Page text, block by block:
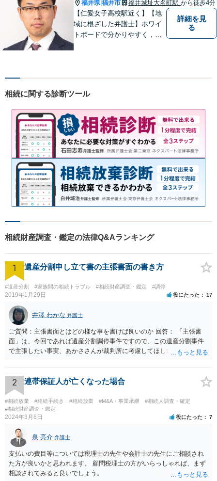
福井県|福井市 福井城址大名町駅 から徒歩4分
【仁愛女子高校駅近く】【地
域に根ざした弁護士】ホワイ
トボードで分かりやすく，納
幅広く対応可能。【明確な料
むの方は、お気軽にご相談く
ださい。
詳細を見
る
相続に関する診断ツール
相続財産調査・鑑定の法律Q&Aランキング
1 遺産分割申し立て書の主張書面の書き方
#遺産分割 #家族間の相続トラブル #相続財産調査・鑑定 #調停
2019年1月29日 役にたった 17
井澤 わかな 弁護士
ご質問：主張書面とはどの様な事を書けば良いのか 回答： 「主張書
面」は、今回であれば遺産分割調停事件ですので、この遺産分割事件
で主張したい事実、あかささんが裁判所に考慮してほしいと思う、亡
ります。 もし、主張したい事実や考慮してほしい事情に関連して
資料を持っているようであれば、主張書面とは別で提出できます。も
し、お姉さんに見られたくないような資料がある場合、「非開示の希
望に関する申出書」と共に提出することも考えられます。 ご質問：書
いた方が良い事と書かない方が良い事 回答： お姉さんが申立書の「申
立ての趣旨」のところに書いている遺産の分け方に対して意見があれ
ば、まずそれを書くとよいです。 次に「申立ての理由」のところに、
なぜ調停を申し立てたのか(例えば、あかささんと話合いが出来ない／
決裂した、など)や亡くなった方・あかささん・お姉さん間の事情やい
きさつなどが書かれていると思うので、あかささんから見てそれは違
うと感じるところは、どのように違うのか、など書くとよいです。 そ
の他、お姉さんの申立書には書かれていないけど、どのように遺産を
2 連帯保証人が亡くなった場合
#相続放棄 #相続手続き #相続放棄 #M&A・事業承継
#相続人調査・確定
#相続財産調査・鑑定
2024年3月6日 役にたった 7
泉 亮介 弁護士
支払いの費目等については税理士の先生や会計士の先生にご相談され
た方が良いかと思われます。 顧問税理士の方がいらっしゃれば、まず
相談されてみると良いでしょう。